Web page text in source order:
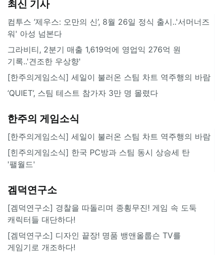
최신 기사
컴투스 ‘제우스: 오만의 신’, 8월 26일 정식 출시..'서머너즈
워' 아성 넘본다
그라비티, 2분기 매출 1,619억에 영업익 276억 원
기록..'견조한 우상향'
[한주의게임소식] 세일이 불러온 스팀 차트 역주행의 바람
‘QUIET’, 스팀 테스트 참가자 3만 명 몰렸다
한주의 게임소식
[한주의게임소식] 세일이 불러온 스팀 차트 역주행의 바람
[힌주의게임소식] 한국 PC방과 스팀 동시 상승세 탄
'팰월드'
겜덕연구소
[겜덕연구소] 경찰을 따돌리며 종횡무진! 게임 속 도둑
캐릭터들 대단하다!
[겜덕연구소] 디자인 끝장! 명품 뱅앤올룹슨 TV를
게임기로 개조하다!